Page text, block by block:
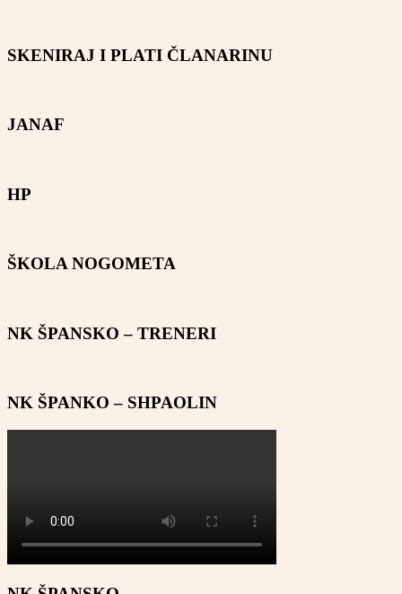
SKENIRAJ I PLATI ČLANARINU
JANAF
HP
ŠKOLA NOGOMETA
NK ŠPANSKO – TRENERI
NK ŠPANKO – SHPAOLIN